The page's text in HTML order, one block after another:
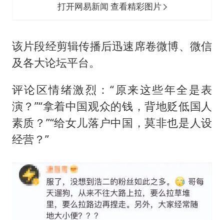
打开网易新闻 查看精彩图片
该片段经剪辑传播后迅速席卷微博、微信
及各大论坛平台。
评论区情绪激烈：“原来这些年全是表
演？”“拿着中国观众的钱，背地贬低国人
素质？”“给女儿落户中国，莫非也是人设
经营？”